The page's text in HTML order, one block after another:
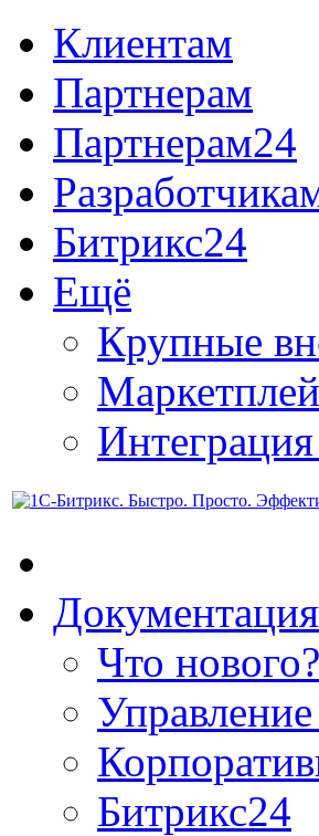
Клиентам
Партнерам
Партнерам24
Битрикс24
Ещё
Крупные
Документация
Что нового?
Битрикс24